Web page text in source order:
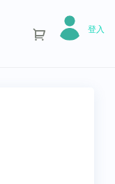
登入